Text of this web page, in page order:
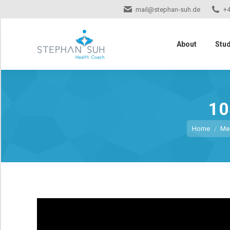
mail@stephan-suh.de
About
Sie
Home